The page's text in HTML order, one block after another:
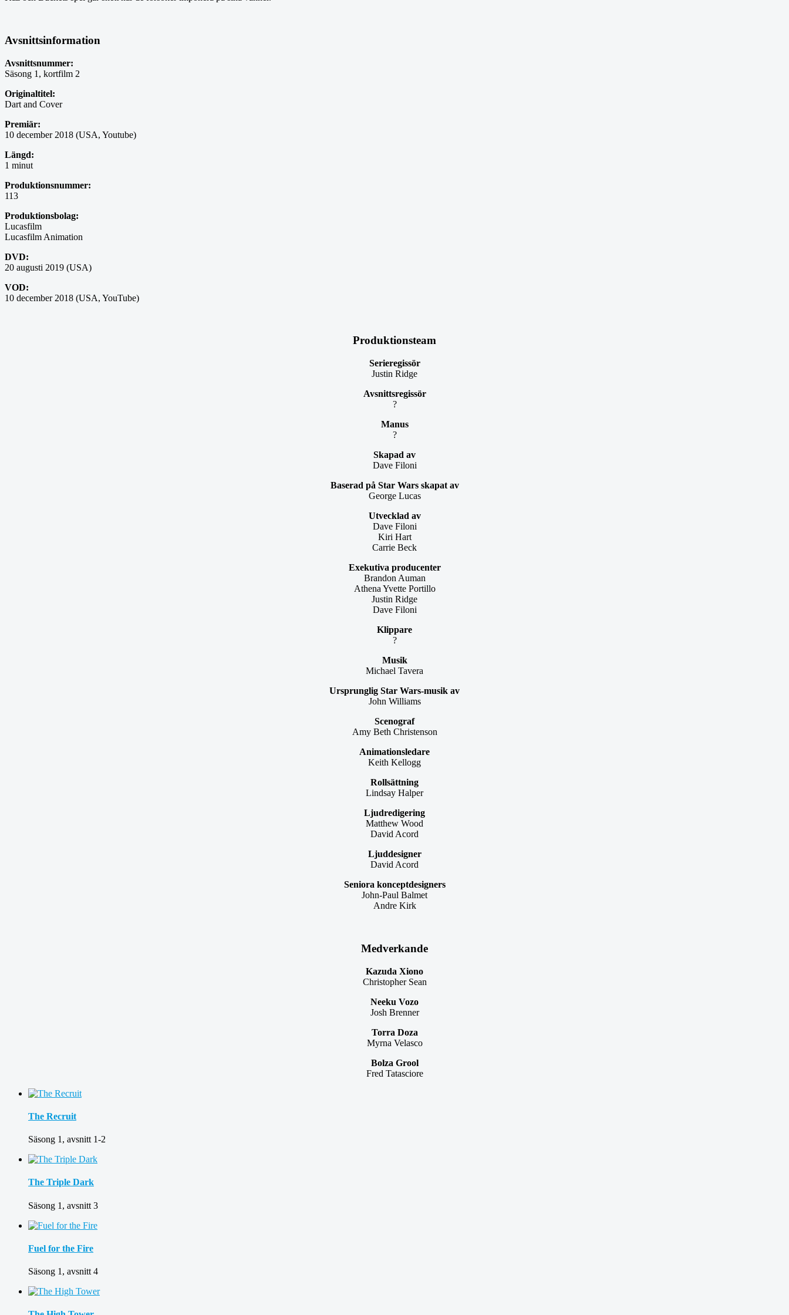
Avsnittsinformation
Avsnittsnummer:
Säsong 1, kortfilm 2
Originaltitel:
Dart and Cover
Premiär:
10 december 2018 (USA, Youtube)
Längd:
1 minut
Produktionsnummer:
113
Produktionsbolag:
Lucasfilm
Lucasfilm Animation
DVD:
20 augusti 2019 (USA)
VOD:
10 december 2018 (USA, YouTube)
Produktionsteam
Serieregissör
Justin Ridge
Avsnittsregissör
?
Manus
?
Skapad av
Dave Filoni
Baserad på Star Wars skapat av
George Lucas
Utvecklad av
Dave Filoni
Kiri Hart
Carrie Beck
Exekutiva producenter
Brandon Auman
Athena Yvette Portillo
Justin Ridge
Dave Filoni
Klippare
?
Musik
Michael Tavera
Ursprunglig Star Wars-musik av
John Williams
Scenograf
Amy Beth Christenson
Animationsledare
Keith Kellogg
Rollsättning
Lindsay Halper
Ljudredigering
Matthew Wood
David Acord
Ljuddesigner
David Acord
Seniora konceptdesigners
John-Paul Balmet
Andre Kirk
Medverkande
Kazuda Xiono
Christopher Sean
Neeku Vozo
Josh Brenner
Torra Doza
Myrna Velasco
Bolza Grool
Fred Tatasciore
The Recruit
Säsong 1, avsnitt 1-2
The Triple Dark
Säsong 1, avsnitt 3
Fuel for the Fire
Säsong 1, avsnitt 4